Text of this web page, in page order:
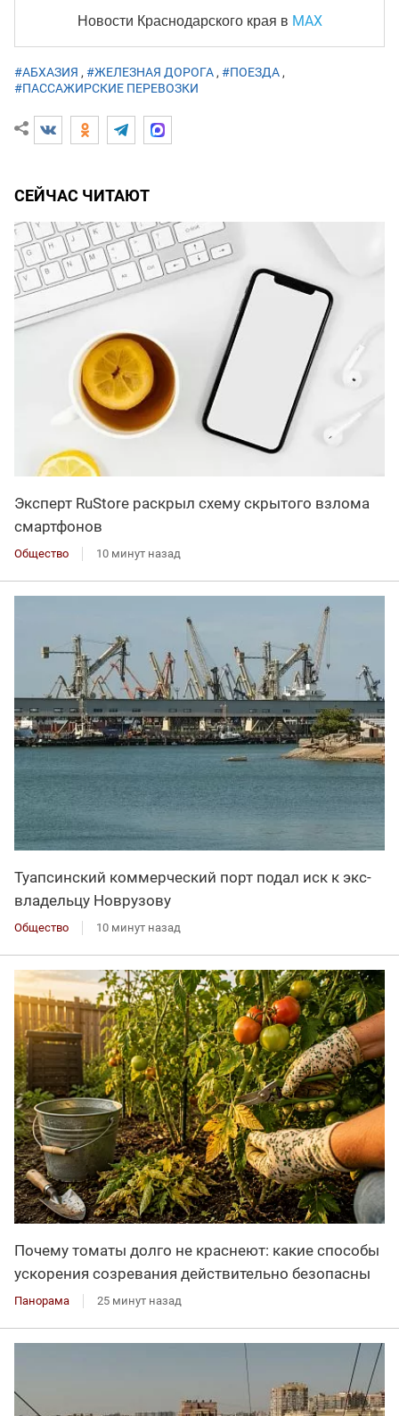
Новости Краснодарского края в MAX
#АБХАЗИЯ , #ЖЕЛЕЗНАЯ ДОРОГА, #ПОЕЗДА,
#ПАССАЖИРСКИЕ ПЕРЕВОЗКИ
СЕЙЧАС ЧИТАЮТ
Эксперт RuStore раскрыл схему скрытого взлома
смартфонов
Общество 10 минут назад
Туапсинский коммерческий порт подал иск к экс-
владельцу Новрузову
Общество 10 минут назад
Почему томаты долго не краснеют: какие способы
ускорения созревания действительно безопасны
Панорама 25 минут назад